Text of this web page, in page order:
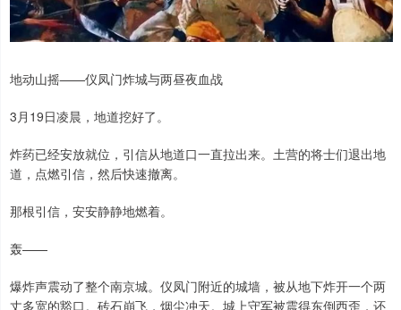
地动山摇——仪凤门炸城与两昼夜血战
3月19日凌晨，地道挖好了。
炸药已经安放就位，引信从地道口一直拉出来。土营的将士们退出地
道，点燃引信，然后快速撤离。
那根引信，安安静静地燃着。
轰——
爆炸声震动了整个南京城。仪凤门附近的城墙，被从地下炸开一个两
丈多宽的豁口。砖石崩飞，烟尘冲天。城上守军被震得东倒西歪，还